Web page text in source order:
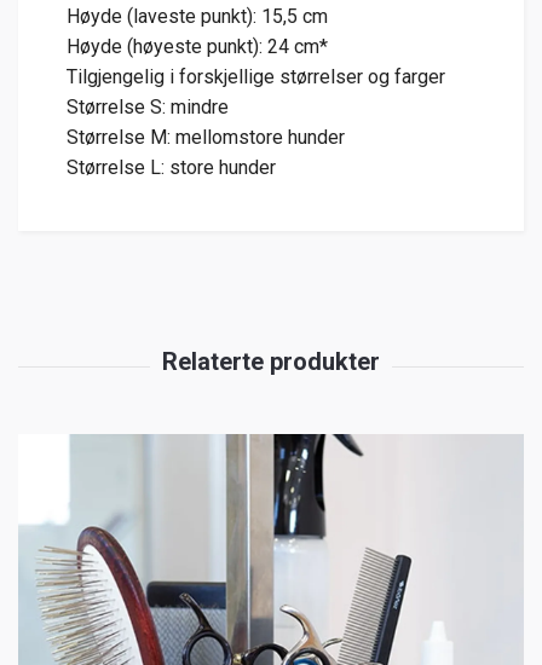
Høyde (laveste punkt): 15,5 cm
Høyde (høyeste punkt): 24 cm*
Tilgjengelig i forskjellige størrelser og farger
Størrelse S: mindre
Størrelse M: mellomstore hunder
Størrelse L: store hunder